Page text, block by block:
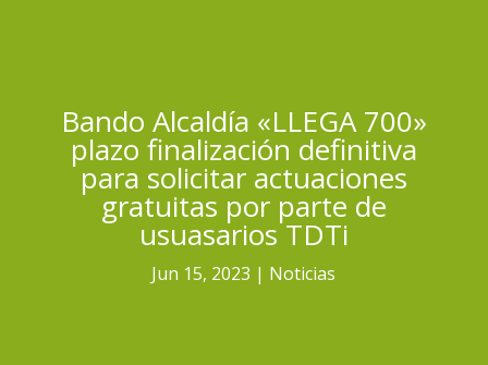
Bando Alcaldía «LLEGA 700»
plazo finalización definitiva
para solicitar actuaciones
gratuitas por parte de
usuasarios TDTi
Jun 15, 2023 Noticias